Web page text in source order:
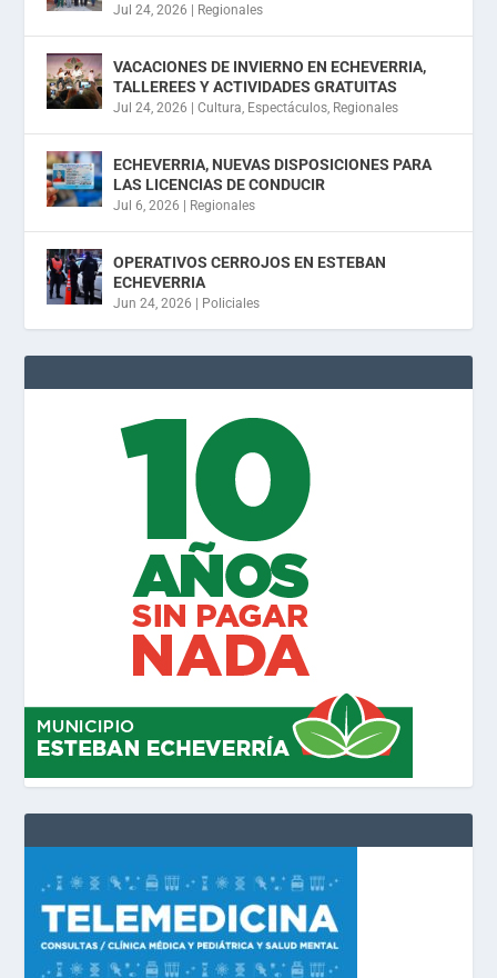
Jul 24, 2026 Regionales
VACACIONES DE INVIERNO EN ECHEVERRIA,
TALLEREES Y ACTIVIDADES GRATUITAS
Jul 24, 2026 |Cultura, Espectáculos, Regionales
ECHEVERRIA, NUEVAS DISPOSICIONES PARA
LAS LICENCIAS DE CONDUCIR
Jul 6, 2026 Regionales
OPERATIVOS CERROJOS EN ESTEBAN
ECHEVERRIA
Jun 24, 2026 Policiales